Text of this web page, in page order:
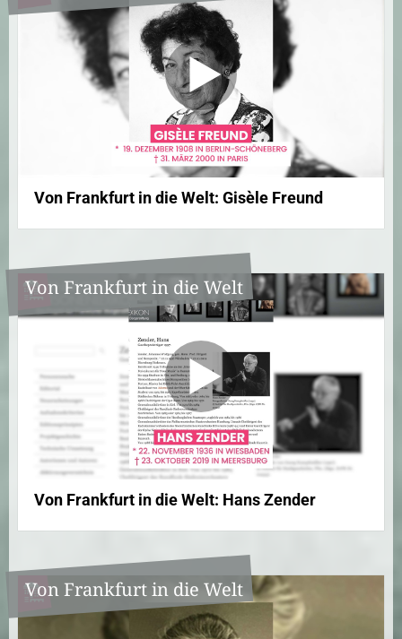
Von Frankfurt in die Welt: Gisèle Freund
Von Frankfurt in die Welt
Von Frankfurt in die Welt: Hans Zender
Von Frankfurt in die Welt